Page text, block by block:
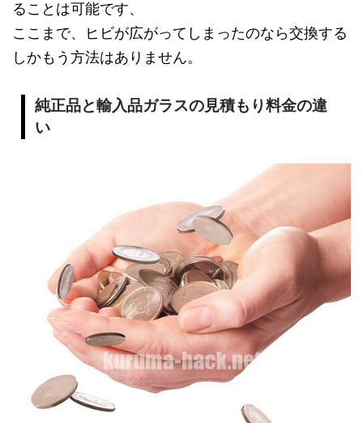
ることは可能です、
ここまで、ヒビが広がってしまったのなら交換する
しかもう方法はありません。
純正品と輸入品ガラスの見積もり料金の違
い